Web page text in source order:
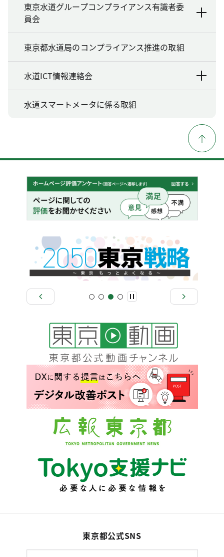
東京水道グループコンプライアンス有識者委
員会
東京都水道局のコンプライアンス推進の取組
水道ICT情報連絡会
水道スマートメータに係る取組
東京都公式SNS